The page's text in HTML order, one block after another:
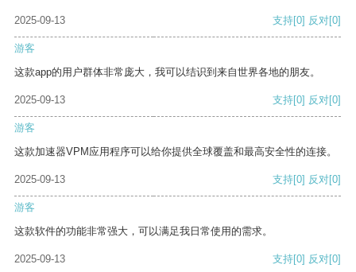
2025-09-13 支持[0] 反对[0]
游客
这款app的用户群体非常庞大，我可以结识到来自世界各地的朋友。
2025-09-13 支持[0] 反对[0]
游客
这款加速器VPM应用程序可以给你提供全球覆盖和最高安全性的连接。
2025-09-13 支持[0] 反对[0]
游客
这款软件的功能非常强大，可以满足我日常使用的需求。
2025-09-13 支持[0] 反对[0]